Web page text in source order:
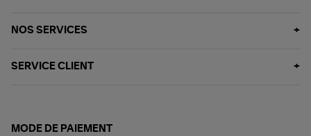
NOS SERVICES
SERVICE CLIENT
MODE DE PAIEMENT